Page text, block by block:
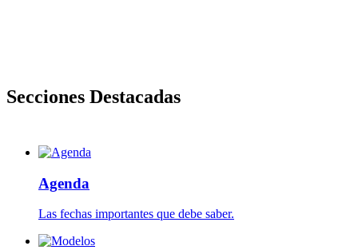
Secciones Destacadas
Agenda
Las fechas importantes que debe saber.